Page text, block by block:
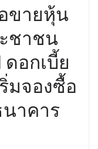
ขายหุ้น
ชาชน
อกเบี้ย
มจองซื้อ
าคาร